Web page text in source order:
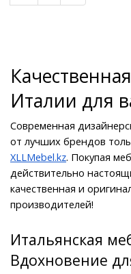
Италии для
Современная
XLLMebel.kz. Покупая
действительно
качественная и
производителей!
Итальянская
Вдохновение